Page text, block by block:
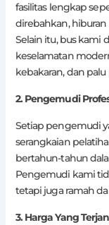
fasilitas lengkap
direbahkan, hiburan
Selain itu, bus kami
keselamatan
kebakaran, dan
2. Pengemudi
Setiap pengemudi
serangkaian
bertahun-tahun
Pengemudi kami
tetapi juga ramah
3. Harga Yang